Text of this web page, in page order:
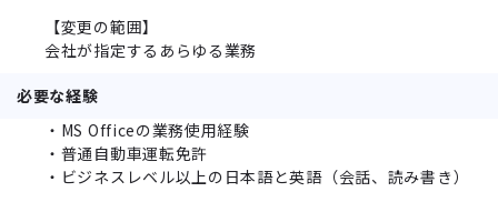
【変更の範囲】
会社が指定するあらゆる業務
必要な経験
・MS Officeの業務使用経験
・普通自動車運転免許
・ビジネスレベル以上の日本語と英語（会話、読み書き）